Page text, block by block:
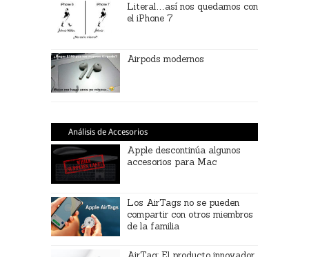
Literal…así nos quedamos con
el iPhone 7
Airpods modernos
Análisis de Accesorios
Apple descontinúa algunos
accesorios para Mac
Los AirTags no se pueden
compartir con otros miembros
de la familia